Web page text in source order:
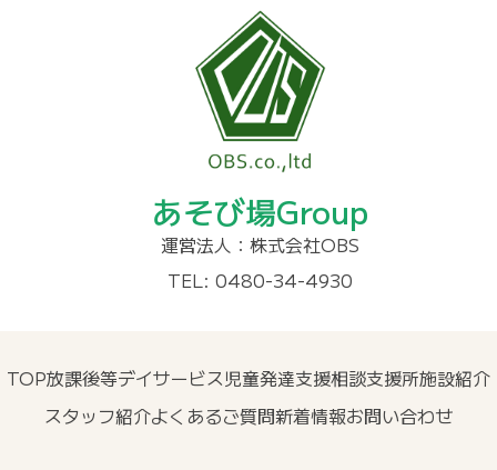
あそび場Group
運営法人：株式会社OBS
TEL: 0480-34-4930
TOP放課後等デイサービス児童発達支援相談支援所施設紹介
スタッフ紹介よくあるご質問新着情報お問い合わせ